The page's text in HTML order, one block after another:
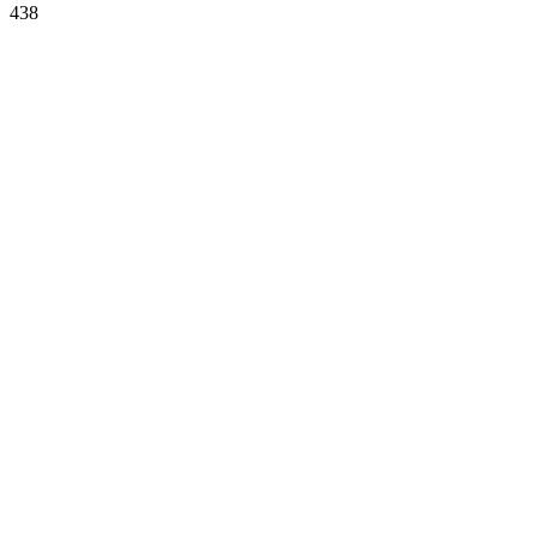
438